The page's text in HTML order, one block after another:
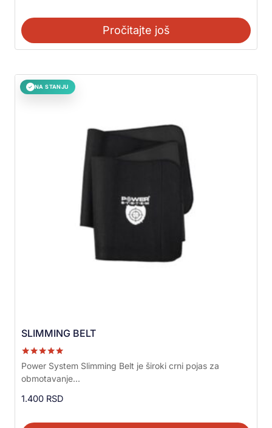
Pročitajte još
✓ NA STANJU
SLIMMING BELT
Ocenjeno sa
5.00
od 5
Power System Slimming Belt je široki crni pojas za
obmotavanje...
1.400 RSD